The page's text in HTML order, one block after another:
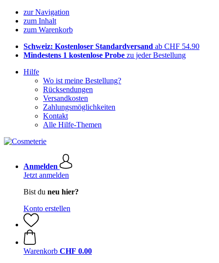
zur Navigation
zum Inhalt
zum Warenkorb
Schweiz: Kostenloser Standardversand ab CHF 54.90
Mindestens 1 kostenlose Probe zu jeder Bestellung
Hilfe
Wo ist meine Bestellung?
Rücksendungen
Versandkosten
Zahlungsmöglichkeiten
Kontakt
Alle Hilfe-Themen
Anmelden
Jetzt anmelden
Bist du neu hier?
Konto erstellen
Warenkorb CHF 0.00